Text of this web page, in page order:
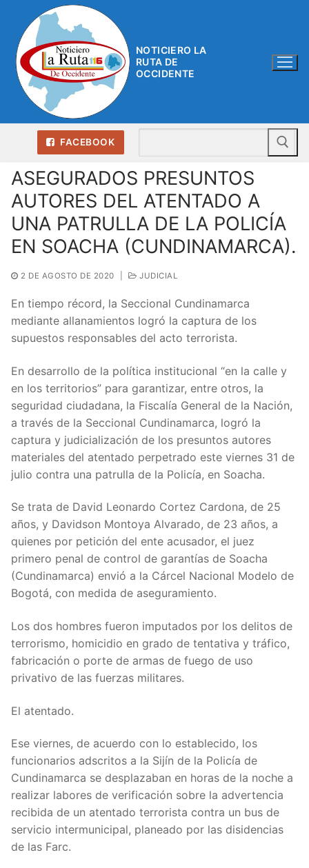
contenido
NOTICIERO LA
RUTA DE
OCCIDENTE
FACEBOOK
ASEGURADOS PRESUNTOS
AUTORES DEL ATENTADO A
UNA PATRULLA DE LA POLICÍA
EN SOACHA (CUNDINAMARCA).
2 DE AGOSTO DE 2020 JUDICIAL
En tiempo récord, la Seccional Cundinamarca
mediante allanamientos logró la captura de los
supuestos responsables del acto terrorista.
En desarrollo de la política institucional “en la calle y
en los territorios” para garantizar, entre otros, la
seguridad ciudadana, la Fiscalía General de la Nación,
a través de la Seccional Cundinamarca, logró la
captura y judicialización de los presuntos autores
materiales del atentado perpetrado este viernes 31 de
julio contra una patrulla de la Policía, en Soacha.
Se trata de David Leonardo Cortez Cardona, de 25
años, y Davidson Montoya Alvarado, de 23 años, a
quienes por petición del ente acusador, el juez
primero penal de control de garantías de Soacha
(Cundinamarca) envió a la Cárcel Nacional Modelo de
Bogotá, con medida de aseguramiento.
Los dos hombres fueron imputados por los delitos de
terrorismo, homicidio en grado de tentativa y tráfico,
fabricación o porte de armas de fuego de uso
privativo de las fuerzas militares.
El atentado.
Ese viernes, de acuerdo con lo establecido, los
funcionarios adscritos a la Sijín de la Policía de
Cundinamarca se desplazaban en horas de la noche a
realizar labores de verificación sobre la advertencia
recibida de un atentado terrorista contra un bus de
servicio intermunicipal, planeado por las disidencias
de las Farc.